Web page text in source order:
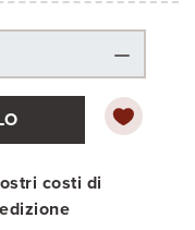
costi di